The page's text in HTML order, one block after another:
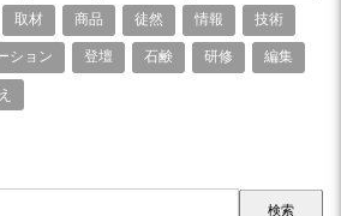
取材 商品 徒然 情報 技術
ション 登壇 石鹸 研修 編集